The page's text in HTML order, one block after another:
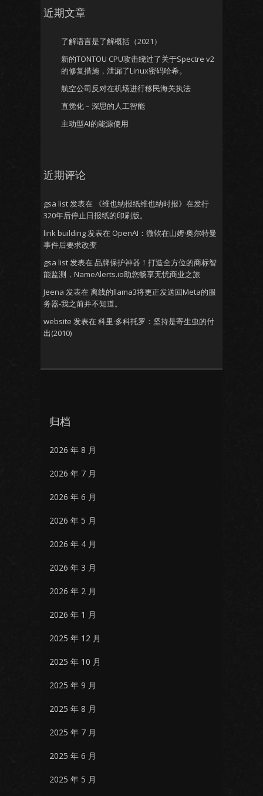
近期文章
了解语言是了解概括（2021）
新的TONTOU CPU攻击绕过了关于Spectre v2
的修复措施，泄漏了Linux密码哈希。
航空公司反对在机场进行移民海关执法
直觉化 – 深思的人工智能
主动型AI的能源使用
近期评论
gsa list发表在
《维也纳报纸维也纳时报》在发行
320年后停止日报纸的印刷版。
link building发表在 OpenAI：微软在山姆·奥尔特曼
事件后要求改变
gsa list发表在 品牌保护神器！打造全方位的商标智
能监测，NameAlerts.io助您畅享无忧商业之旅
Jeena 发表在 离线的llama3将更正发送回Meta的服
务器-我之前并不知道。
website 发表在 科里·多科托罗：坚持是寄生虫的付
出(2010)
归档
2026 年 8 月
2026 年 7 月
2026 年 6 月
2026 年 5 月
2026 年 4 月
2026 年 3 月
2026 年 2 月
2026 年 1 月
2025 年 12 月
2025 年 10 月
2025 年 9 月
2025 年 8 月
2025 年 7 月
2025 年 6 月
2025 年 5 月